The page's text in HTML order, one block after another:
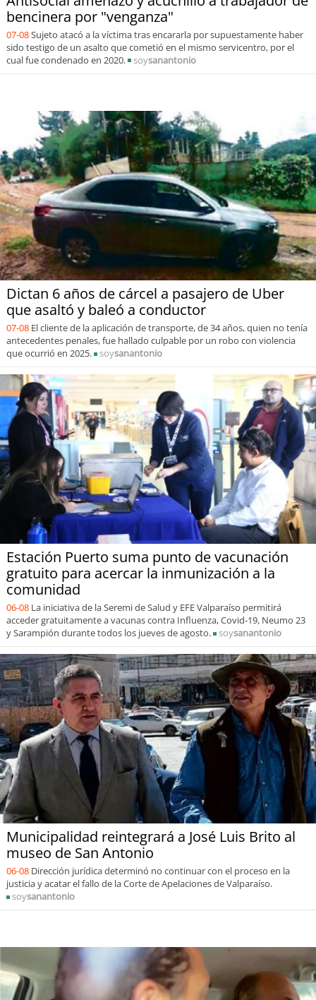
bencinera por "venganza"
07-08Sujeto atacó a la víctima tras encararla por supuestamente haber
sido testigo de un asalto que cometió en el mismo servicentro, por el
cual fue condenado en 2020.
soysanantonio
Dictan 6 años de cárcel a pasajero de Uber
que asaltó y baleó a conductor
07-08 El cliente de la aplicación de transporte, de 34 años, quien no tenía
antecedentes penales, fue hallado culpable por un robo con violencia
que ocurrió en 2025.
soysanantonio
Estación Puerto suma punto de vacunación
gratuito para acercar la inmunización a la
comunidad
06-08 La iniciativa de la Seremi de Salud y EFE Valparaíso permitirá
acceder gratuitamente a vacunas contra Influenza, Covid-19, Neumo 23
y Sarampión durante todos los jueves de agosto.
soysanantonio
Municipalidad reintegrará a José Luis Brito al
museo de San Antonio
06-08 Dirección jurídica determinó no continuar con el proceso en la
justicia y acatar el fallo de la Corte de Apelaciones de Valparaíso.
soysanantonio